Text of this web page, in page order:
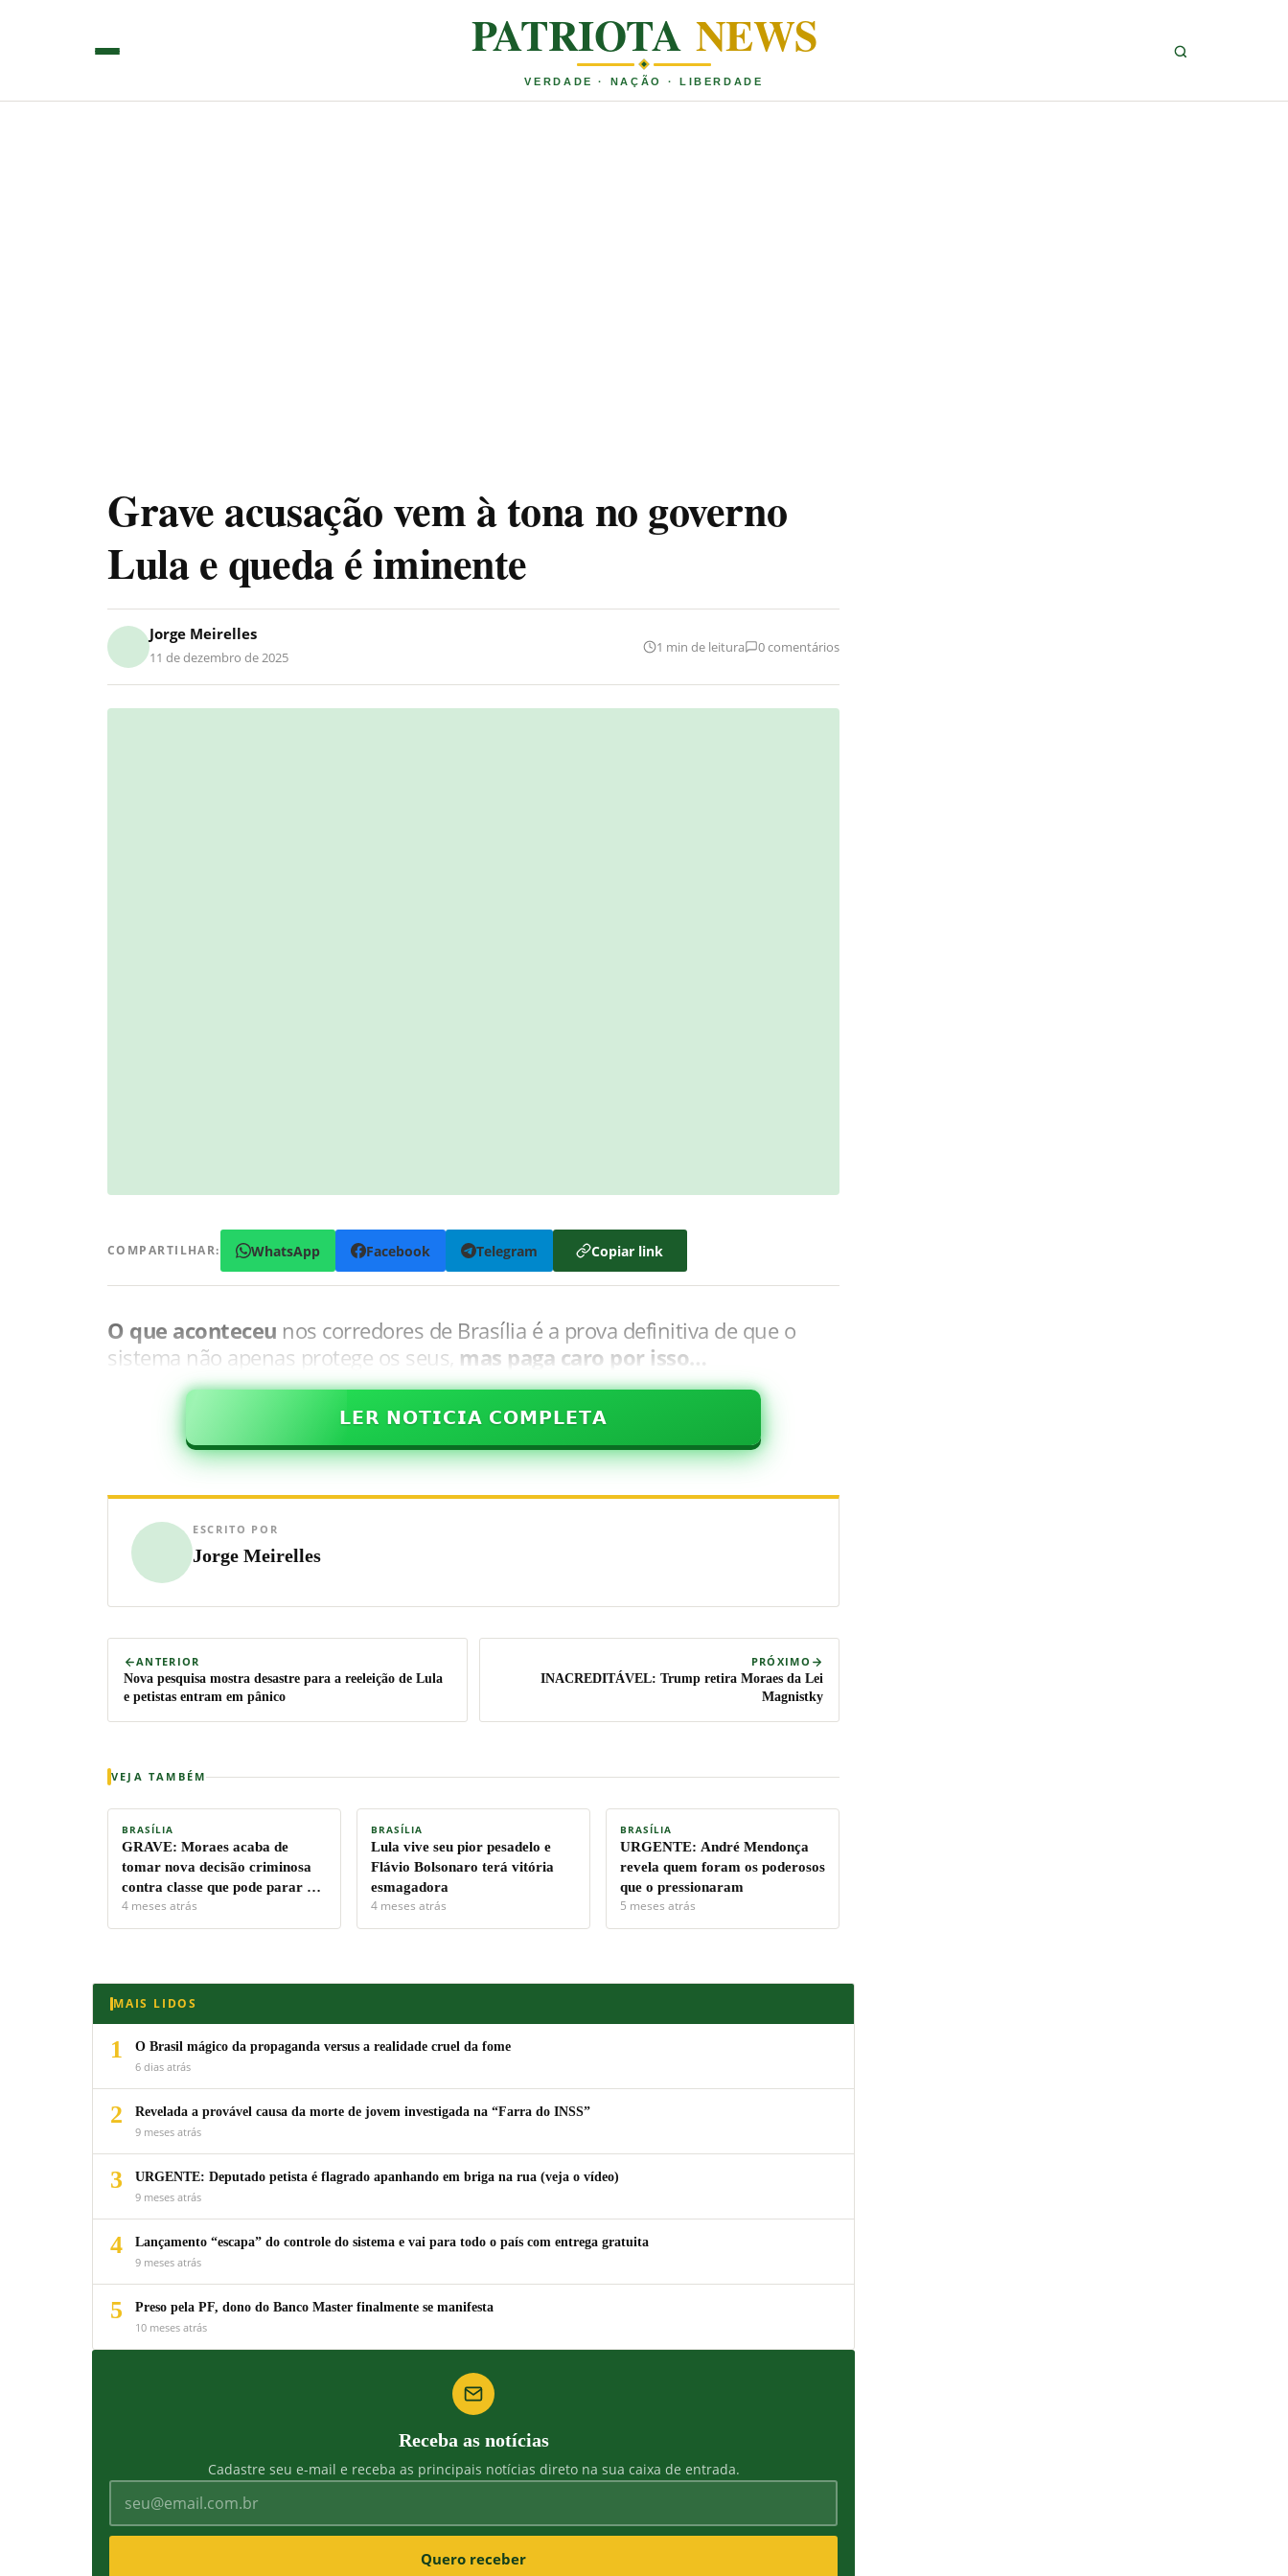
PATRIOTA NEWS
VERDADE · NAÇÃO · LIBERDADE
Grave acusação vem à tona no governo
Lula e queda é iminente
Jorge Meirelles
11 de dezembro de 2025
1 min de leitura 0 comentários
COMPARTILHAR: WhatsApp Facebook Telegram Copiar link
O que aconteceu nos corredores de Brasília é a prova definitiva de que o
sistema não apenas protege os seus, mas paga caro por isso…
𝗟𝗘𝗥 𝗡𝗢𝗧𝗜𝗖𝗜𝗔 𝗖𝗢𝗠𝗣𝗟𝗘𝗧𝗔
ESCRITO POR
Jorge Meirelles
ANTERIOR
Nova pesquisa mostra desastre para a reeleição de Lula
e petistas entram em pânico
PRÓXIMO
INACREDITÁVEL: Trump retira Moraes da Lei
Magnistky
VEJA TAMBÉM
BRASÍLIA
GRAVE: Moraes acaba de
tomar nova decisão criminosa
contra classe que pode parar o
Brasil
4 meses atrás
BRASÍLIA
Lula vive seu pior pesadelo e
Flávio Bolsonaro terá vitória
esmagadora
4 meses atrás
BRASÍLIA
URGENTE: André Mendonça
revela quem foram os poderosos
que o pressionaram
5 meses atrás
MAIS LIDOS
1
O Brasil mágico da propaganda versus a realidade cruel da fome
6 dias atrás
2
Revelada a provável causa da morte de jovem investigada na “Farra do INSS”
9 meses atrás
3
URGENTE: Deputado petista é flagrado apanhando em briga na rua (veja o vídeo)
9 meses atrás
4
Lançamento “escapa” do controle do sistema e vai para todo o país com entrega gratuita
9 meses atrás
5
Preso pela PF, dono do Banco Master finalmente se manifesta
10 meses atrás
Receba as notícias
Cadastre seu e-mail e receba as principais notícias direto na sua caixa de entrada.
Quero receber